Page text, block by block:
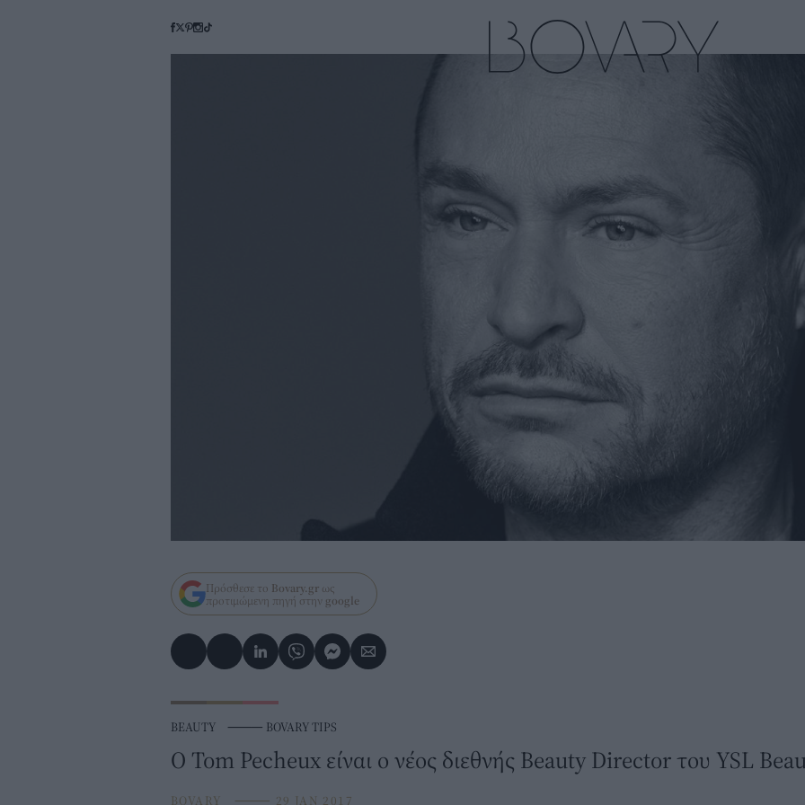
Πρόσθεσε το Bovary.gr ως
προτιμώμενη πηγή στην google
BEAUTY ⸻ BOVARY TIPS
Ο Tom Pecheux είναι ο νέος διεθνής Beauty Director του YSL
BOVARY ⸻ 29 JAN 2017